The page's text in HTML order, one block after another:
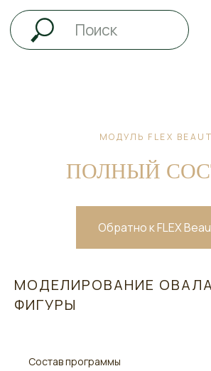
МОДУЛЬ FLEX
ПОЛНЫЙ
Обратно к FLEX
МОДЕЛИРОВАНИЕ
ФИГУРЫ
Состав программы